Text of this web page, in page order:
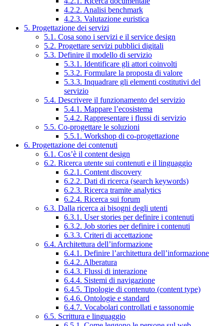
4.2.2. Analisi benchmark
4.2.3. Valutazione euristica
5. Progettazione dei servizi
5.1. Cosa sono i servizi e il service design
5.2. Progettare servizi pubblici digitali
5.3. Definire il modello di servizio
5.3.1. Identificare gli attori coinvolti
5.3.2. Formulare la proposta di valore
5.3.3. Inquadrare gli elementi costitutivi del
servizio
5.4. Descrivere il funzionamento del servizio
5.4.1. Mappare l’ecosistema
5.4.2. Rappresentare i flussi di servizio
5.5. Co-progettare le soluzioni
5.5.1. Workshop di co-progettazione
6. Progettazione dei contenuti
6.1. Cos’è il content design
6.2. Ricerca utente sui contenuti e il linguaggio
6.2.1. Content discovery
6.2.2. Dati di ricerca (search keywords)
6.2.3. Ricerca tramite analytics
6.2.4. Ricerca sui forum
6.3. Dalla ricerca ai bisogni degli utenti
6.3.1. User stories per definire i contenuti
6.3.2. Job stories per definire i contenuti
6.3.3. Criteri di accettazione
6.4. Architettura dell’informazione
6.4.1. Definire l’architettura dell’informazione
6.4.2. Alberatura
6.4.3. Flussi di interazione
6.4.4. Sistemi di navigazione
6.4.5. Tipologie di contenuto (content type)
6.4.6. Ontologie e standard
6.4.7. Vocabolari controllati e tassonomie
6.5. Scrittura e linguaggio